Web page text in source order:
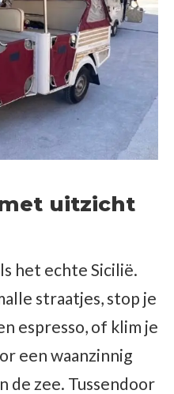
uitzicht
het echte Sicilië.
straatjes, stop je
espresso, of klim je
een waanzinnig
de zee. Tussendoor